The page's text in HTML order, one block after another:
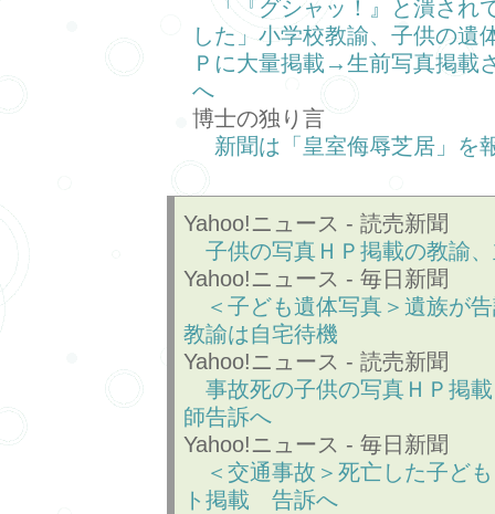
「『グシャッ！』と潰され
した」小学校教諭、子供の遺
Ｐに大量掲載→生前写真掲載
へ
博士の独り言
新聞は「皇室侮辱芝居」を
Yahoo!ニュース - 読売新聞
子供の写真ＨＰ掲載の教諭
Yahoo!ニュース - 毎日新聞
＜子ども遺体写真＞遺族が
教諭は自宅待機
Yahoo!ニュース - 読売新聞
事故死の子供の写真ＨＰ掲
師告訴へ
Yahoo!ニュース - 毎日新聞
＜交通事故＞死亡した子ど
ト掲載 告訴へ